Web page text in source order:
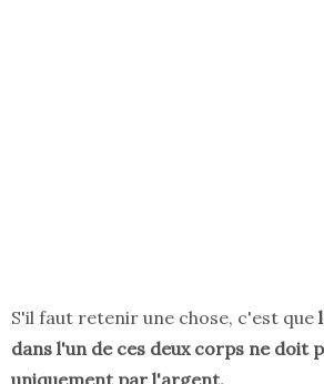
S'il faut retenir une chose, c'est que
dans l'un de ces deux corps ne doit
uniquement par l'argent.